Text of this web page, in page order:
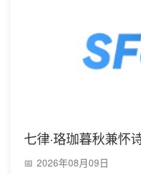
七律·珞珈暮秋兼怀
2026年08月09日